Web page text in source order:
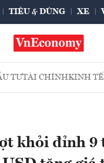
TIÊU & DÙNG XE
TƯTÀI CHÍNHKINH TẾ
khỏi đỉnh 9